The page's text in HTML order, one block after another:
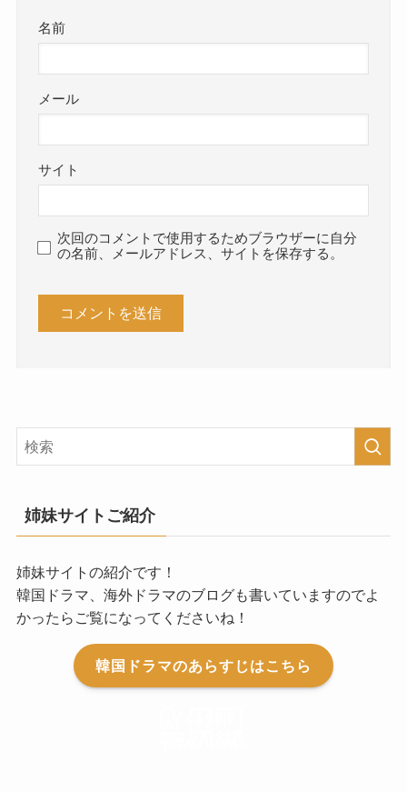
名前
メール
サイト
次回のコメントで使用するためブラウザーに自分
の名前、メールアドレス、サイトを保存する。
姉妹サイトご紹介
姉妹サイトの紹介です！
韓国ドラマ、海外ドラマのブログも書いていますのでよ
かったらご覧になってくださいね！
韓国ドラマのあらすじはこちら